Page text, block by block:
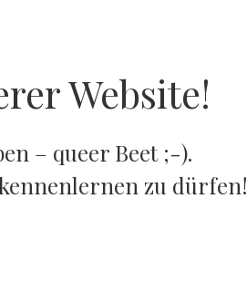
Website!
– queer Beet ;-).
zu dürfen!